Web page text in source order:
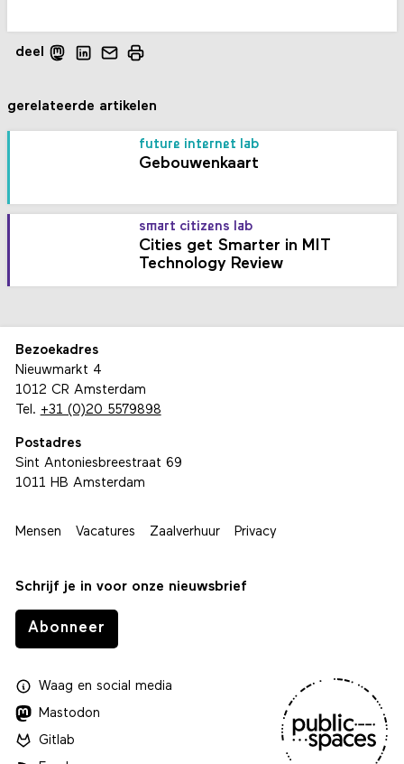
deel
gerelateerde artikelen
future internet lab
Gebouwenkaart
smart citizens lab
Cities get Smarter in MIT
Technology Review
Bezoekadres
Nieuwmarkt 4
1012 CR Amsterdam
Tel. +31 (0)20 5579898
Postadres
Sint Antoniesbreestraat 69
1011 HB Amsterdam
Mensen Vacatures Zaalverhuur Privacy
Schrijf je in voor onze nieuwsbrief
Abonneer
Waagen social media
Mastodon
Gitlab